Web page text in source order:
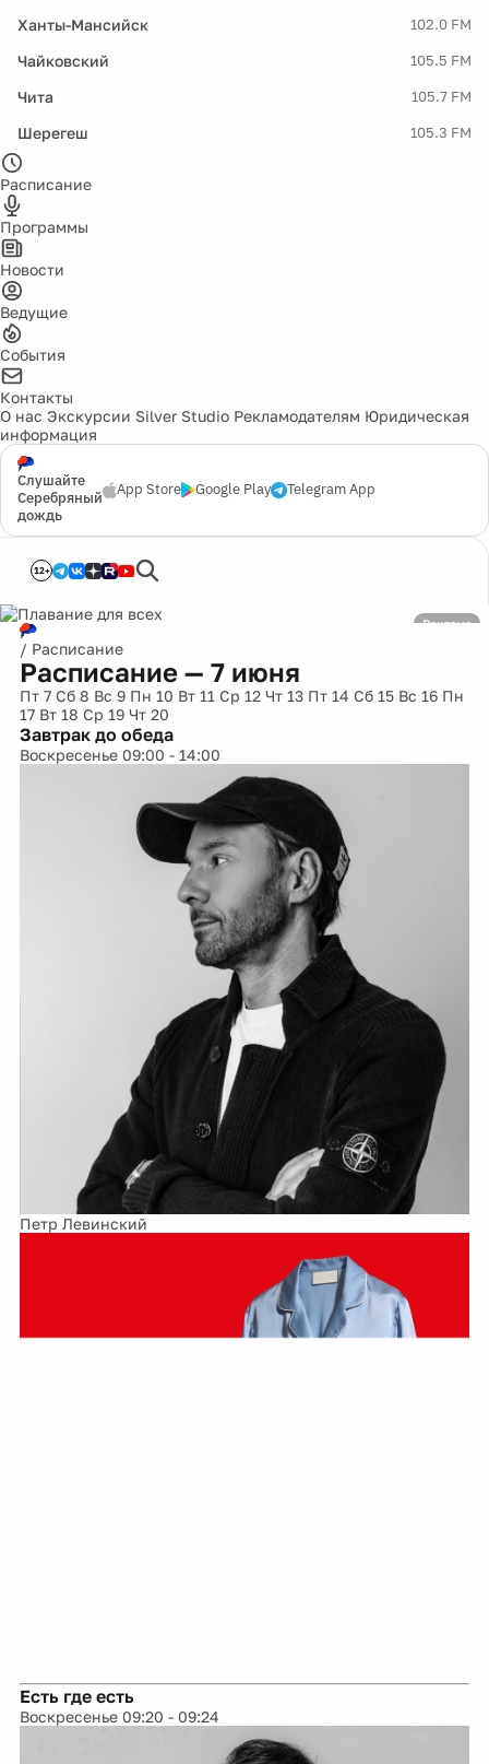
Ханты-Мансийск 102.0 FM
Чайковский 105.5 FM
Чита 105.7 FM
Шерегеш 105.3 FM
Расписание
Программы
Новости
Ведущие
События
Контакты
О нас Экскурсии Silver Studio Рекламодателям Юридическая
информация
Слушайте
Серебряный
дождь
App Store Google Play Telegram App
12+
/ Расписание
Расписание — 7 июня
Пт 7 Сб 8 Вс 9 Пн 10 Вт 11 Ср 12 Чт 13 Пт 14 Сб 15 Вс 16 Пн
17 Вт 18 Ср 19 Чт 20
Завтрак до обеда
Воскресенье 09:00 - 14:00
Петр Левинский
Есть где есть
Воскресенье 09:20 - 09:24